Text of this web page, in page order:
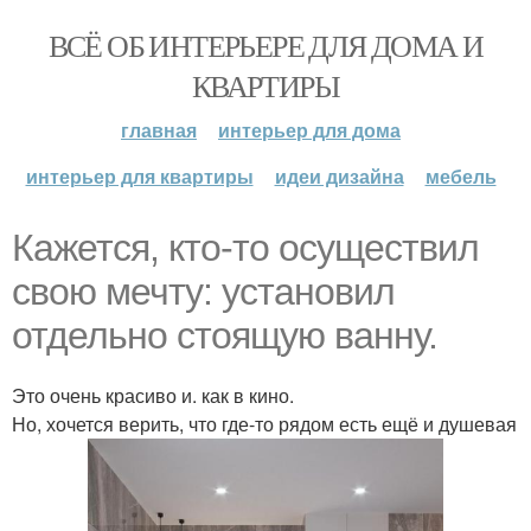
ВСЁ ОБ ИНТЕРЬЕРЕ ДЛЯ ДОМА И
КВАРТИРЫ
главная
интерьер для дома
интерьер для квартиры
идеи дизайна мебель
Кажется, кто-то осуществил
свою мечту: установил
отдельно стоящую ванну.
Это очень красиво и. как в кино.
Но, хочется верить, что где-то рядом есть ещё и душевая